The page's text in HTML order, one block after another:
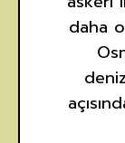
daha